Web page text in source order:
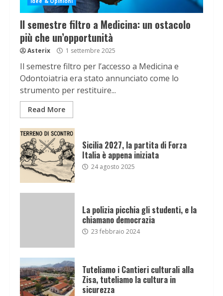
Il semestre filtro a Medicina: un ostacolo
più che un’opportunità
Asterix 1 settembre 2025
Il semestre filtro per l’accesso a Medicina e
Odontoiatria era stato annunciato come lo
strumento per restituire...
Read More
Sicilia 2027, la partita di Forza
Italia è appena iniziata
24 agosto 2025
La polizia picchia gli studenti, e la
chiamano democrazia
23 febbraio 2024
Tuteliamo i Cantieri culturali alla
Zisa, tuteliamo la cultura in
sicurezza